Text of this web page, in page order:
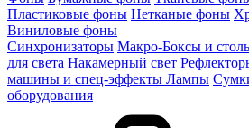
Пластиковые фоны Нетканые фоны
Виниловые фоны
Синхронизаторы Макро-Боксы и
для света Накамерный свет
машины и спец-эффекты Лампы
оборудования